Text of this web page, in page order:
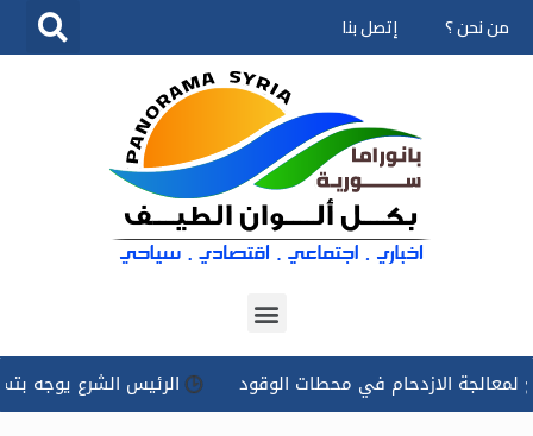
تخطى
من نحن ؟ إتصل بنا
الازدحام في محطات الوقود الرئيس الشرع يوجه بتسخير كل